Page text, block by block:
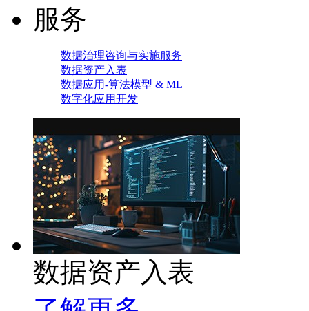
服务
数据治理咨询与实施服务
数据资产入表
数据应用-算法模型 & ML
数字化应用开发
数据资产入表